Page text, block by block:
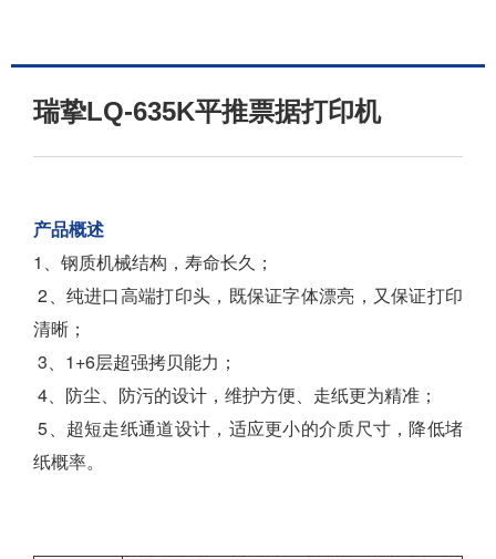
瑞挚LQ-635K平推票据打印机
产品概述
1、钢质机械结构，寿命长久；
2、纯进口高端打印头，既保证字体漂亮，又保证打印
清晰；
3、1+6层超强拷贝能力；
4、防尘、防污的设计，维护方便、走纸更为精准；
5、超短走纸通道设计，适应更小的介质尺寸，降低堵
纸概率。